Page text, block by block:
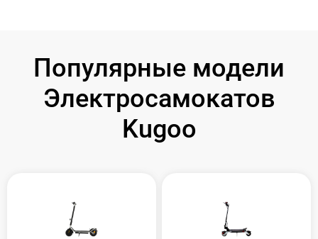
Популярные модели
Электросамокатов
Kugoo